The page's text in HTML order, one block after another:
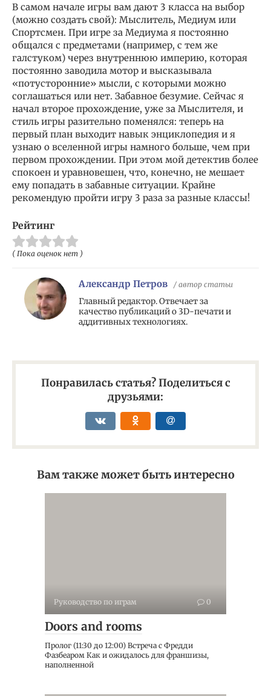
В самом начале игры вам дают 3 класса на выбор
(можно создать свой): Мыслитель, Медиум или
Спортсмен. При игре за Медиума я постоянно
общался с предметами (например, с тем же
галстуком) через внутреннюю империю, которая
постоянно заводила мотор и высказывала
«потусторонние» мысли, с которыми можно
соглашаться или нет. Забавное безумие. Сейчас я
начал второе прохождение, уже за Мыслителя, и
стиль игры разительно поменялся: теперь на
первый план выходит навык энциклопедия и я
узнаю о вселенной игры намного больше, чем при
первом прохождении. При этом мой детектив более
спокоен и уравновешен, что, конечно, не мешает
ему попадать в забавные ситуации. Крайне
рекомендую пройти игру 3 раза за разные классы!
Рейтинг
( Пока оценок нет )
Александр Петров / автор статьи
Главный редактор. Отвечает за
качество публикаций о 3D-печати и
аддитивных технологиях.
Понравилась статья? Поделиться с
друзьями:
Вам также может быть интересно
Руководство по играм 0
Doors and rooms
Пролог (11:30 до 12:00) Встреча с Фредди
Фазбеаром Как и ожидалось для франшизы,
наполненной